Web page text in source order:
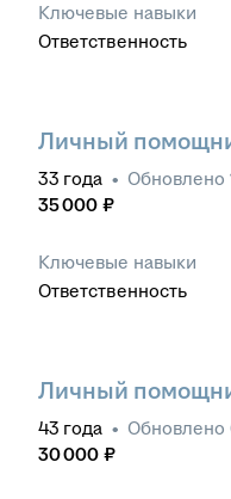
Ключевые навыки
Ответственность
Личный
33 года • Обновлено
35 000 ₽
Ключевые навыки
Ответственность
Личный
43 года • Обновлено
30 000 ₽